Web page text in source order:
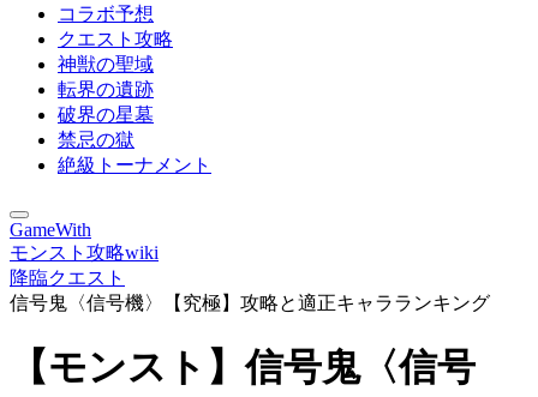
コラボ予想
クエスト攻略
神獣の聖域
転界の遺跡
破界の星墓
禁忌の獄
絶級トーナメント
GameWith
モンスト攻略wiki
降臨クエスト
信号鬼〈信号機〉【究極】攻略と適正キャラランキング
【モンスト】信号鬼〈信号